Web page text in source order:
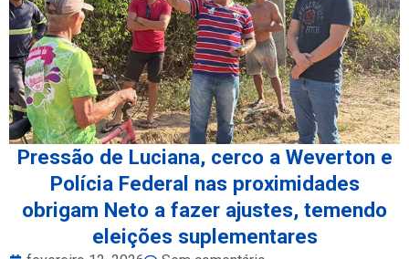
Pressão de Luciana, cerco a Weverton e
Polícia Federal nas proximidades
obrigam Neto a fazer ajustes, temendo
eleições suplementares